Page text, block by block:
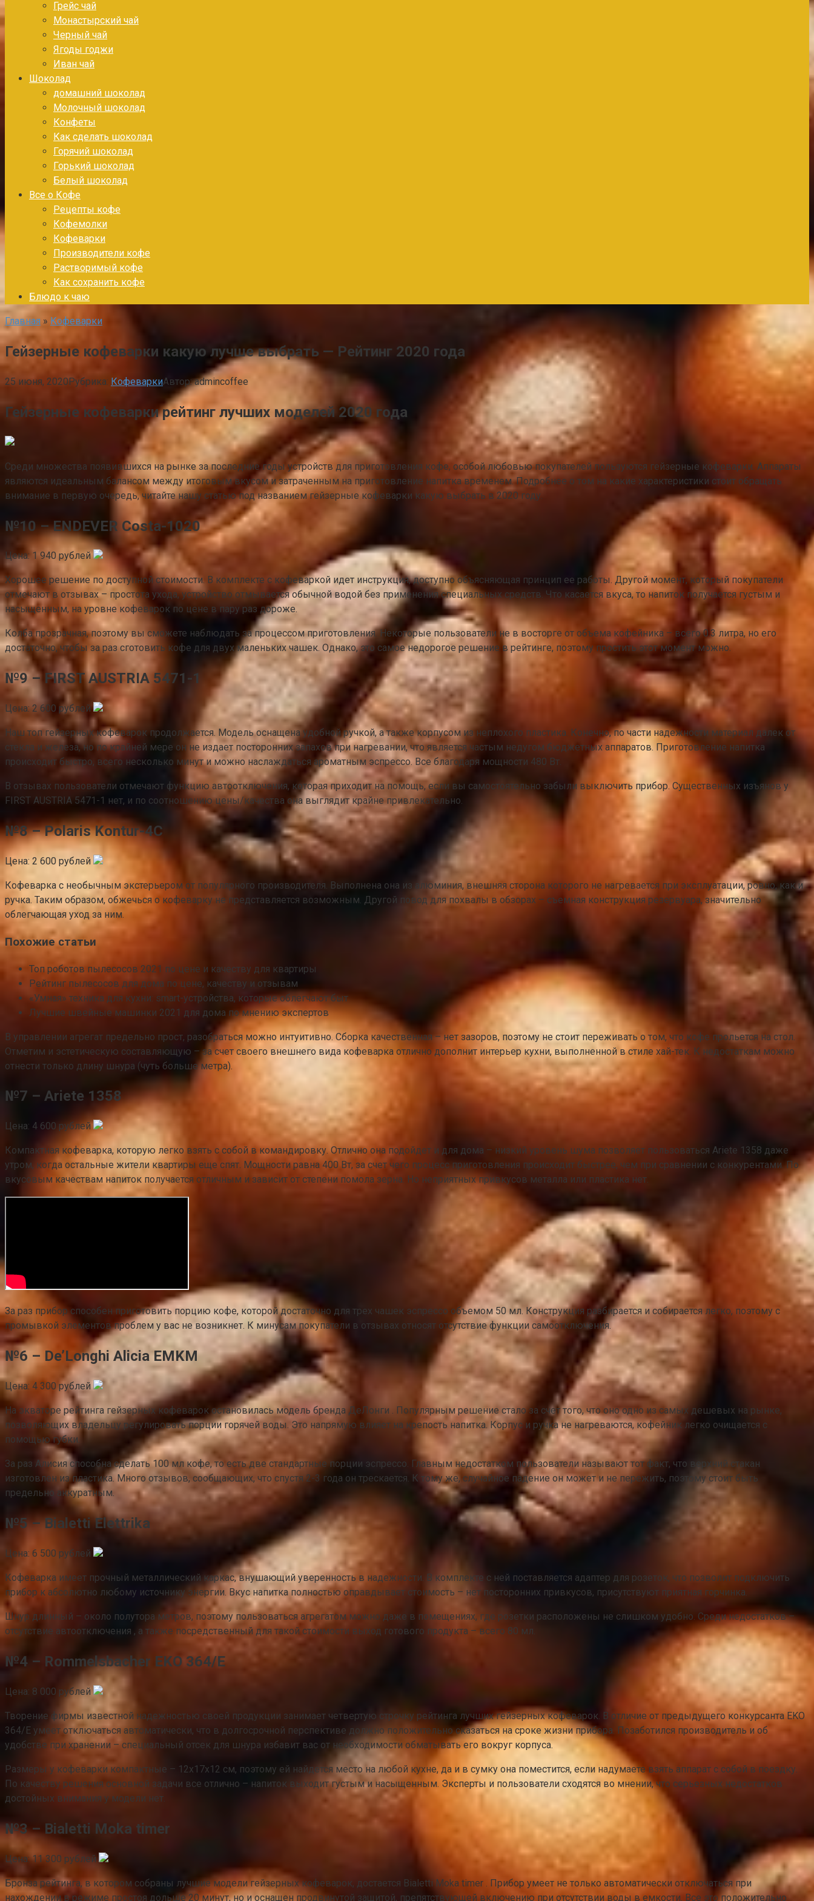
Грейс чай
Монастырский чай
Черный чай
Ягоды годжи
Иван чай
Шоколад
домашний шоколад
Молочный шоколад
Конфеты
Как сделать шоколад
Горячий шоколад
Горький шоколад
Белый шоколад
Все о Кофе
Рецепты кофе
Кофемолки
Кофеварки
Производители кофе
Растворимый кофе
Как сохранить кофе
Блюдо к чаю
Главная » Кофеварки
Гейзерные кофеварки какую лучше выбрать — Рейтинг 2020 года
25 июня, 2020Рубрика: КофеваркиАвтор: admincoffee
Гейзерные кофеварки рейтинг лучших моделей 2020 года
Среди множества появившихся на рынке за последние годы устройств для приготовления кофе, особой любовью покупателей пользуются гейзерные кофеварки. Аппараты
являются идеальным балансом между итоговым вкусом и затраченным на приготовление напитка временем. Подробнее о том на какие характеристики стоит обращать
внимание в первую очередь, читайте нашу статью под названием гейзерные кофеварки какую выбрать в 2020 году.
№10 – ENDEVER Costa-1020
Цена: 1 940 рублей
Хорошее решение по доступной стоимости. В комплекте с кофеваркой идет инструкция, доступно объясняющая принцип ее работы. Другой момент, который покупатели
отмечают в отзывах – простота ухода, устройство отмывается обычной водой без применения специальных средств. Что касается вкуса, то напиток получается густым и
насыщенным, на уровне кофеварок по цене в пару раз дороже.
Колба прозрачная, поэтому вы сможете наблюдать за процессом приготовления. Некоторые пользователи не в восторге от объема кофейника – всего 0.3 литра, но его
достаточно, чтобы за раз сготовить кофе для двух маленьких чашек. Однако, это самое недорогое решение в рейтинге, поэтому простить этот момент можно.
№9 – FIRST AUSTRIA 5471-1
Цена: 2 600 рублей
Наш топ гейзерных кофеварок продолжается. Модель оснащена удобной ручкой, а также корпусом из неплохого пластика. Конечно, по части надежности материал далек от
стекла и железа, но по крайней мере он не издает посторонних запахов при нагревании, что является частым недугом бюджетных аппаратов. Приготовление напитка
происходит быстро, всего несколько минут и можно наслаждаться ароматным эспрессо. Все благодаря мощности 480 Вт.
В отзывах пользователи отмечают функцию автоотключения, которая приходит на помощь, если вы самостоятельно забыли выключить прибор. Существенных изъянов у
FIRST AUSTRIA 5471-1 нет, и по соотношению цены/качества она выглядит крайне привлекательно.
№8 – Polaris Kontur-4C
Цена: 2 600 рублей
Кофеварка с необычным экстерьером от популярного производителя. Выполнена она из алюминия, внешняя сторона которого не нагревается при эксплуатации, ровно, как и
ручка. Таким образом, обжечься о кофеварку не представляется возможным. Другой повод для похвалы в обзорах – съемная конструкция резервуара, значительно
облегчающая уход за ним.
Похожие статьи
Топ роботов пылесосов 2021 по цене и качеству для квартиры
Рейтинг пылесосов для дома по цене, качеству и отзывам
«Умная» техника для кухни: smart-устройства, которые облегчают быт
Лучшие швейные машинки 2021 для дома по мнению экспертов
В управлении агрегат предельно прост, разобраться можно интуитивно. Сборка качественная – нет зазоров, поэтому не стоит переживать о том, что кофе прольется на стол.
Отметим и эстетическую составляющую – за счет своего внешнего вида кофеварка отлично дополнит интерьер кухни, выполненной в стиле хай-тек. К недостаткам можно
отнести только длину шнура (чуть больше метра).
№7 – Ariete 1358
Цена: 4 600 рублей
Компактная кофеварка, которую легко взять с собой в командировку. Отлично она подойдет и для дома – низкий уровень шума позволяет пользоваться Ariete 1358 даже
утром, когда остальные жители квартиры еще спят. Мощности равна 400 Вт, за счет чего процесс приготовления происходит быстрее, чем при сравнении с конкурентами. По
вкусовым качествам напиток получается отличным и зависит от степени помола зерна. Но неприятных привкусов металла или пластика нет.
За раз прибор способен приготовить порцию кофе, которой достаточно для трех чашек эспрессо объемом 50 мл. Конструкция разбирается и собирается легко, поэтому с
промывкой элементов проблем у вас не возникнет. К минусам покупатели в отзывах относят отсутствие функции самоотключения.
№6 – De’Longhi Alicia EMKM
Цена: 4 300 рублей
На экваторе рейтинга гейзерных кофеварок остановилась модель бренда ДеЛонги . Популярным решение стало за счет того, что оно одно из самых дешевых на рынке,
позволяющих владельцу регулировать порции горячей воды. Это напрямую влияет на крепость напитка. Корпус и ручка не нагреваются, кофейник легко очищается с
помощью губки.
За раз Алисия способна сделать 100 мл кофе, то есть две стандартные порции эспрессо. Главным недостатком пользователи называют тот факт, что верхний стакан
изготовлен из пластика. Много отзывов, сообщающих, что спустя 2-3 года он трескается. К тому же, случайное падение он может и не пережить, поэтому стоит быть
предельно аккуратным.
№5 – Bialetti Elettrika
Цена: 6 500 рублей
Кофеварка имеет прочный металлический каркас, внушающий уверенность в надежности. В комплекте с ней поставляется адаптер для розеток, что позволит подключить
прибор к абсолютно любому источнику энергии. Вкус напитка полностью оправдывает стоимость – нет посторонних привкусов, присутствуют приятная горчинка.
Шнур длинный – около полутора метров, поэтому пользоваться агрегатом можно даже в помещениях, где розетки расположены не слишком удобно. Среди недостатков –
отсутствие автоотключения , а также посредственный для такой стоимости выход готового продукта – всего 80 мл.
№4 – Rommelsbacher EKO 364/E
Цена: 8 000 рублей
Творение фирмы известной надежностью своей продукции занимает четвертую строчку рейтинга лучших гейзерных кофеварок. В отличие от предыдущего конкурсанта EKO
364/E умеет отключаться автоматически, что в долгосрочной перспективе должно положительно сказаться на сроке жизни прибора. Позаботился производитель и об
удобстве при хранении – специальный отсек для шнура избавит вас от необходимости обматывать его вокруг корпуса.
Размеры у кофеварки компактные – 12x17x12 см, поэтому ей найдется место на любой кухне, да и в сумку она поместится, если надумаете взять аппарат с собой в поездку.
По качеству решения основной задачи все отлично – напиток выходит густым и насыщенным. Эксперты и пользователи сходятся во мнении, что серьезных недостатков
достойных внимания у модели нет.
№3 – Bialetti Moka timer
Цена: 11 300 рублей
Бронза рейтинга, в котором собраны лучшие модели гейзерных кофеварок, достается Bialetti Moka timer . Прибор умеет не только автоматически отключаться при
нахождении в режиме простоя дольше 20 минут, но и оснащен продвинутой защитой, препятствующей включению при отсутствии воды в емкости. Все это положительно